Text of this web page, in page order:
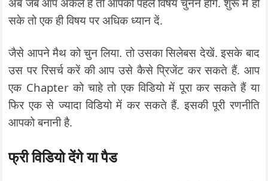
सके तो एक ही विषय पर अधिक ध्यान दें.
जैसे आपने मैथ को चुन लिया. तो उसका सिलेबस देखें. इसके बाद
उस पर रिसर्च करें की आप उसे कैसे प्रिजेंट कर सकते हैं. आप
एक Chapter को चाहे तो एक विडियो में पूरा कर सकते हैं या
फिर एक से ज्यादा विडियो में कर सकते हैं. इसकी पूरी रणनीति
आपको बनानी है.
फ्री विडियो देंगे या पैड